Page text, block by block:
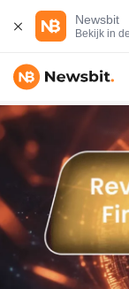
Newsbit
Bekijk in